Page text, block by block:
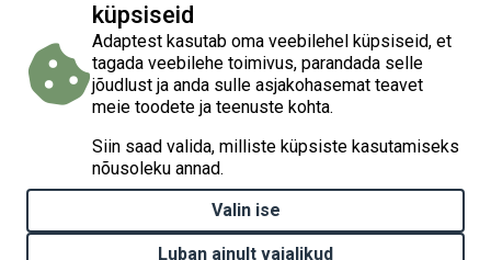
Kodulehe loomist on rahastatud projektist „Kliimamuutustega
kohanemise tegevuste elluviimine Eestis“ (Implementation of
national climate change adaptation activities in Estonia, LIFE21-
IPC-EE-LIFE-SIP AdaptEst/101069566), mida rahastavad Euroopa
Liidu liikmesriikide keskkonnaprojektide kaasrahastamise
programm LIFE ja Eesti riik kasvuhoonegaaside lubatud
heitkoguse ühikutega kauplemise tulust. Euroopa Liit ega
abiandvad asutused ei vastuta kodulehel oleva informatsiooni
õigsuse ja sisu kasutamise eest.
küpsiseid
Adaptest kasutab oma veebilehel küpsiseid, et
tagada veebilehe toimivus, parandada selle
jõudlust ja anda sulle asjakohasemat teavet
meie toodete ja teenuste kohta.
Siin saad valida, milliste küpsiste kasutamiseks
nõusoleku annad.
Valin ise
Luban ainult vajalikud